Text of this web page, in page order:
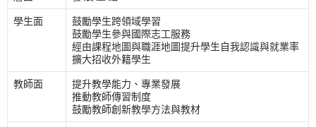
學生面
鼓勵學生跨領域學習
鼓勵學生參與國際志工服務
經由課程地圖與職涯地圖提升學生自我認識與就業率
擴大招收外籍學生
教師面
提升教學能力、專業發展
推動教師傳習制度
鼓勵教師創新教學方法與教材